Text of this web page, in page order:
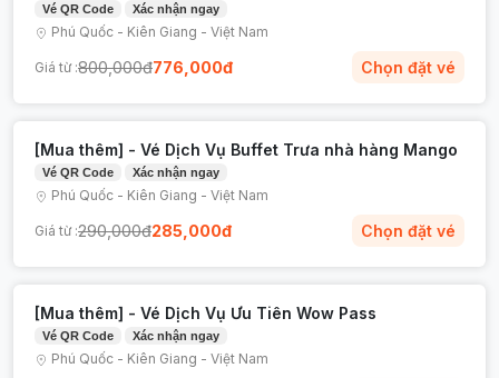
Vé QR Code Xác nhận ngay
Phú Quốc - Kiên Giang - Việt Nam
Giá từ :800,000đ776,000đ Chọn đặt vé
[Mua thêm] - Vé Dịch Vụ Buffet Trưa nhà hàng Mango
Vé QR Code Xác nhận ngay
Phú Quốc - Kiên Giang - Việt Nam
Giá từ :290,000đ285,000đ Chọn đặt vé
[Mua thêm] - Vé Dịch Vụ Ưu Tiên Wow Pass
Vé QR Code Xác nhận ngay
Phú Quốc - Kiên Giang - Việt Nam